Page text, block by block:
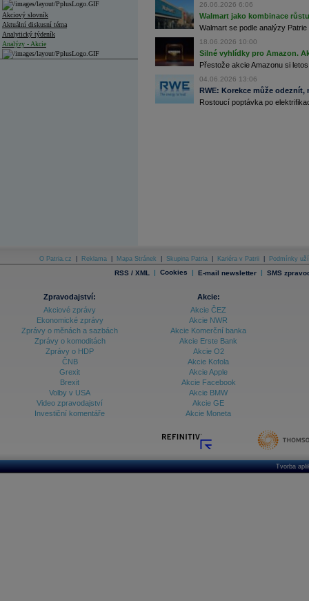
Akciový slovník
Aktuální diskusní téma
Analytický týdeník
Analýzy - Akcie
Archiv - Měsíční makroekonomické přehledy
Archiv - Vývoj české koruny
Archiv analýz - Makroukazatele
Ceny průmyslových výrobců - Data a prognózy
Ceny průmyslových výrobců - Graf (ČR)
Ceny průmyslových výrobců - Kalendář (ČR)
Ceny průmyslových výrobců - Zpravodajství
Databanka - Ceny
26.06.2026 6:06
Walmart jako kombinace
Walmart se podle analýzy
18.06.2026 10:00
Silné vyhlídky pro Amazon.
Přestože akcie Amazonu si
04.06.2026 13:06
RWE: Korekce může
Rostoucí poptávka po
O Patria.cz Reklama Mapa Stránek Skupina Patria Kariéra v Patrii Podmínky
RSS / XML | Cookies | E-mail newsletter | SMS
Zpravodajství:
Akciové zprávy
Ekonomické zprávy
Zprávy o měnách a sazbách
Zprávy o komoditách
Zprávy o HDP
ČNB
Grexit
Brexit
Volby v USA
Video zpravodajství
Investiční komentáře
Akcie:
Akcie ČEZ
Akcie NWR
Akcie Komerční banka
Akcie Erste Bank
Akcie O2
Akcie Kofola
Akcie Apple
Akcie Facebook
Akcie BMW
Akcie GE
Akcie Moneta
Tvorba